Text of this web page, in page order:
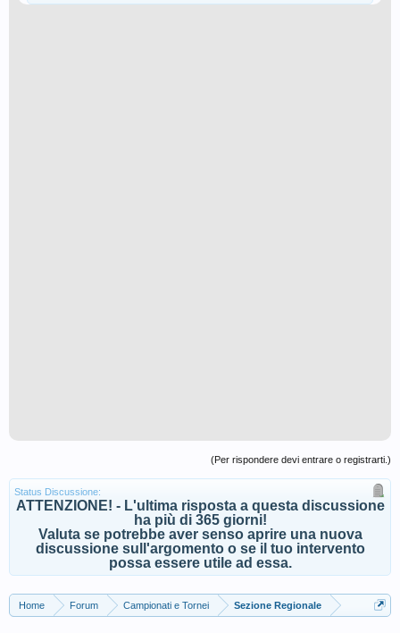
(Per rispondere devi entrare o registrarti.)
Status Discussione:
ATTENZIONE! - L'ultima risposta a questa discussione
ha più di 365 giorni!
Valuta se potrebbe aver senso aprire una nuova
discussione sull'argomento o se il tuo intervento
possa essere utile ad essa.
Home Forum Campionati e Tornei Sezione Regionale